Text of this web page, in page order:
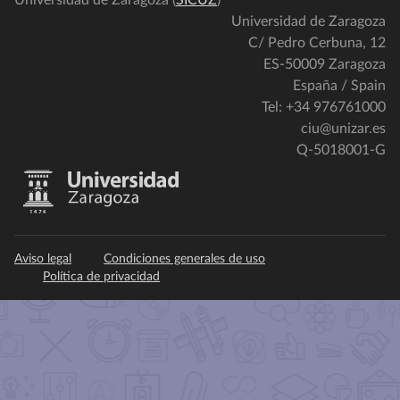
Universidad de Zaragoza
C/ Pedro Cerbuna, 12
ES-50009 Zaragoza
España / Spain
Tel: +34 976761000
ciu@unizar.es
Q-5018001-G
Aviso legal
Condiciones generales de uso
Política de privacidad